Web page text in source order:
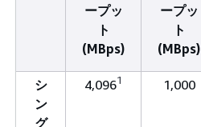
ープッ
ト
(MBps)
ープッ
ト
(MBps)
シ
ン
グ
4,0961 1,000